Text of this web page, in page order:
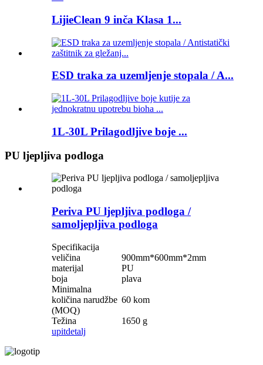
LijieClean 9 inča Klasa 1...
ESD traka za uzemljenje stopala / A...
1L-30L Prilagodljive boje ...
PU ljepljiva podloga
Periva PU ljepljiva podloga /
samoljepljiva podloga
Specifikacija
veličina
900mm*600mm*2mm
materijal
PU
boja
plava
Minimalna
količina narudžbe
(MOQ)
60 kom
Težina
1650 g
upitdetalj